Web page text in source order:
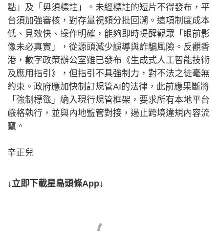
點」及「毋須標註」。未經標註的短片不得發布，平
台須加強審核，對存量視頻分批回溯。這項制度成本
低、見效快、操作明確，能夠即時提醒觀眾「眼前影
像未必真實」，從源頭減少誤導與詐騙風險。反觀香
港，數字政策辦公室雖已發布《生成式人工智能技術
及應用指引》，但指引不具強制力，對不法之徒毫無
約束。政府應加快制訂規管AI的法律，此前應果斷將
「強制標籤」納入現行規管框架，要求所有本地平台
嚴格執行，並與內地監管對接，遏止跨境違規內容流
竄。
辛正兒
↓立即下載星島頭條App↓